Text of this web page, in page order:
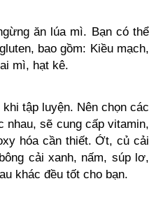
ăn lúa mì. Bạn có thể
bao gồm: Kiều mạch,
mì, hạt kê.
tập luyện. Nên chọn các
nhau, sẽ cung cấp vitamin,
hóa cần thiết. Ớt, củ cải
cải xanh, nấm, súp lơ,
khác đều tốt cho bạn.